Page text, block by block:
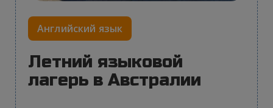
Английский язык
Летний языковой
лагерь в Австралии